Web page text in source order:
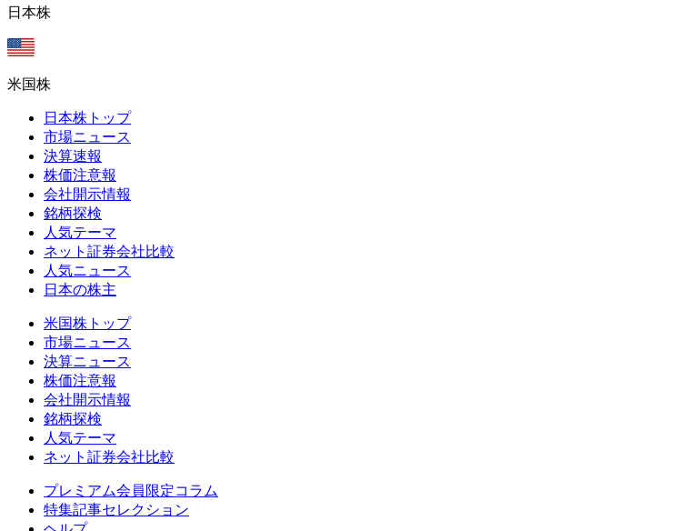
日本株
米国株
日本株トップ
市場ニュース
決算速報
株価注意報
会社開示情報
銘柄探検
人気テーマ
ネット証券会社比較
人気ニュース
日本の株主
米国株トップ
市場ニュース
決算ニュース
株価注意報
会社開示情報
銘柄探検
人気テーマ
ネット証券会社比較
プレミアム会員限定コラム
特集記事セレクション